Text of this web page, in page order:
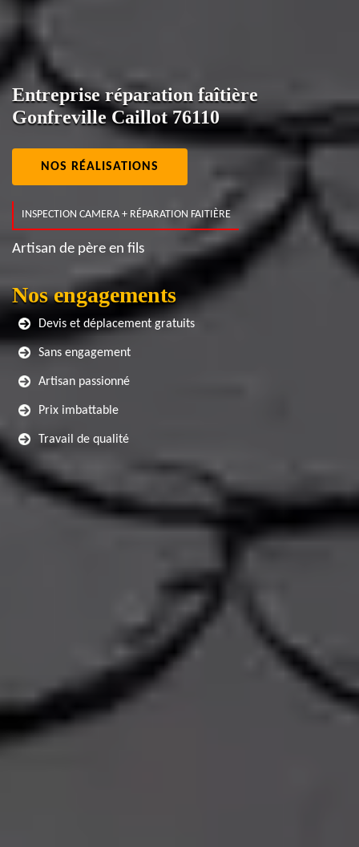
Entreprise réparation faîtière
Gonfreville Caillot 76110
NOS RÉALISATIONS
INSPECTION CAMERA + RÉPARATION FAITIÈRE
Artisan de père en fils
Nos engagements
Devis et déplacement gratuits
Sans engagement
Artisan passionné
Prix imbattable
Travail de qualité